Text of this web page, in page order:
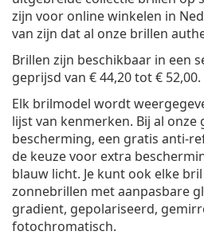
zijn voor online winkelen in
van zijn dat al onze brillen
Brillen zijn beschikbaar in een
geprijsd van € 44,20tot€ 52,00.
Elk brilmodel wordt
lijst van kenmerken. Bij al onze
bescherming, een gratis anti-
de keuze voor extra
blauw licht. Je kunt ook elke
zonnebrillen met aanpasbare
gradient, gepolariseerd,
fotochromatisch.